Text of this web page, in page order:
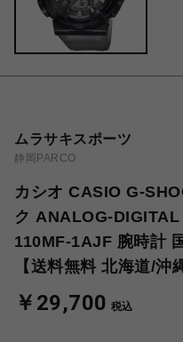
ムラサキスポーツ
静岡PARCO
カシオ CASIO G-
ク ANALOG-
110MF-1AJF 腕時計
【送料無料 北海道/沖
￥29,700 税込